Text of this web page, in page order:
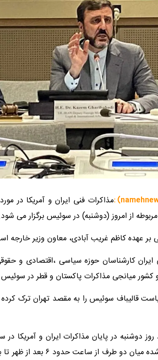
مذاکرات فنی ایران و آمریکا در
از امروز (دوشنبه) در سوئیس برگزار می
بر عهده کاظم غریب آبادی، معاون وزیر خارجه
کارشناسان حوزه سیاسی ،اقتصادی و
کشور میانجی مذاکرات پاکستان و قطر در
قالیباف سوئیس را به مقصد تهران ترک
دوشنبه در پایان مذاکرات ایران و آمریکا